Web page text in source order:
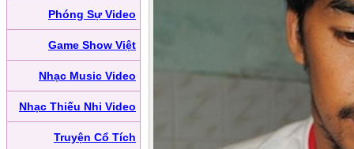
Phóng Sự Video
Game Show Việt
Nhạc Music Video
Nhạc Thiếu Nhi Video
Truyện Cổ Tích